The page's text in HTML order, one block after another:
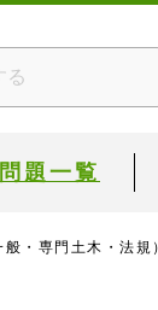
題一覧
・専門土木・法規